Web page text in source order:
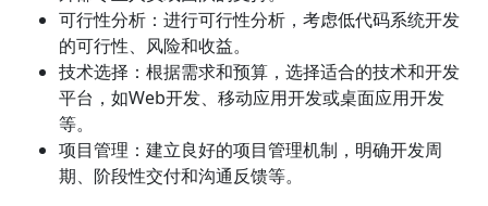
可行性分析：进行可行性分析，考虑低代码系统开发
的可行性、风险和收益。
技术选择：根据需求和预算，选择适合的技术和开发
平台，如Web开发、移动应用开发或桌面应用开发
等。
项目管理：建立良好的项目管理机制，明确开发周
期、阶段性交付和沟通反馈等。